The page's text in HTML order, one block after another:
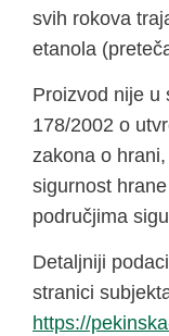
svih rokova
etanola
Proizvod nije u
178/2002 o
zakona o
sigurnost
područjima
Detaljniji
stranici
https://